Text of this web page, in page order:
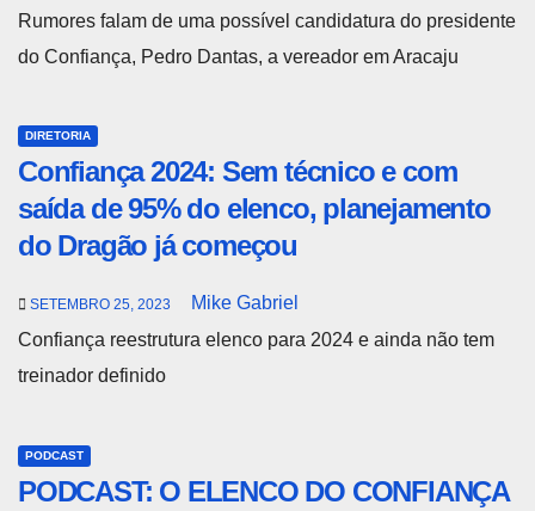
Rumores falam de uma possível candidatura do presidente
do Confiança, Pedro Dantas, a vereador em Aracaju
DIRETORIA
Confiança 2024: Sem técnico e com
saída de 95% do elenco, planejamento
do Dragão já começou
SETEMBRO 25, 2023
Mike Gabriel
Confiança reestrutura elenco para 2024 e ainda não tem
treinador definido
PODCAST
PODCAST: O ELENCO DO CONFIANÇA